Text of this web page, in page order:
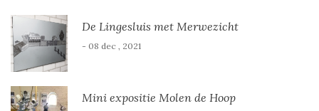
De Lingesluis met Merwezicht
- 08 dec , 2021
Mini expositie Molen de Hoop